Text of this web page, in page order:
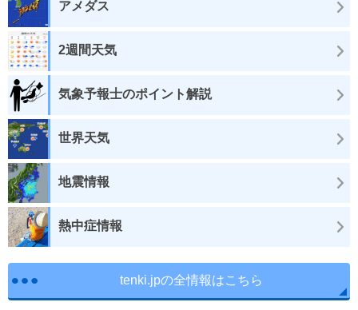
アメダス
2週間天気
気象予報士のポイント解説
世界天気
地震情報
熱中症情報
tenki.jpの全情報はこちら